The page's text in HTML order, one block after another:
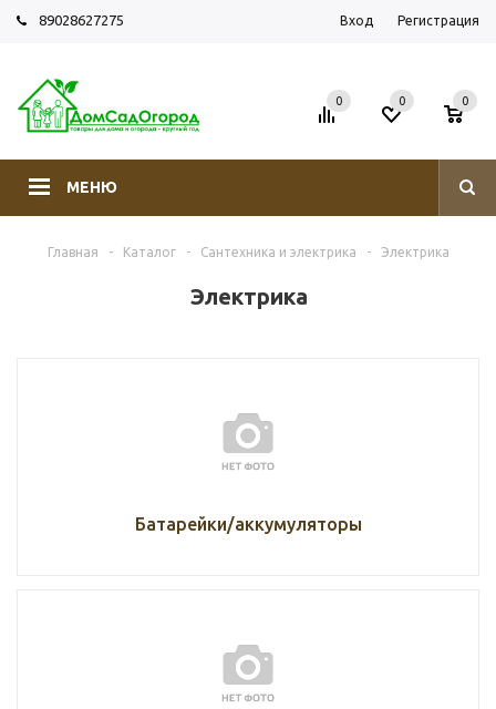
89028627275 Вход Регистрация
МЕНЮ
0 0 0
Главная - Каталог - Сантехника и электрика - Электрика
Электрика
Батарейки/аккумуляторы